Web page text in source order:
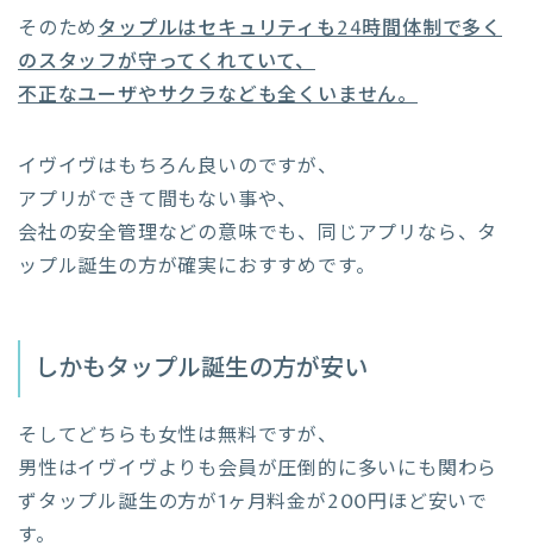
そのためタップルはセキュリティも24時間体制で多く
のスタッフが守ってくれていて、
不正なユーザやサクラなども全くいません。
イヴイヴはもちろん良いのですが、
アプリができて間もない事や、
会社の安全管理などの意味でも、同じアプリなら、タ
ップル誕生の方が確実におすすめです。
しかもタップル誕生の方が安い
そしてどちらも女性は無料ですが、
男性はイヴイヴよりも会員が圧倒的に多いにも関わら
ずタップル誕生の方が1ヶ月料金が200円ほど安いで
す。